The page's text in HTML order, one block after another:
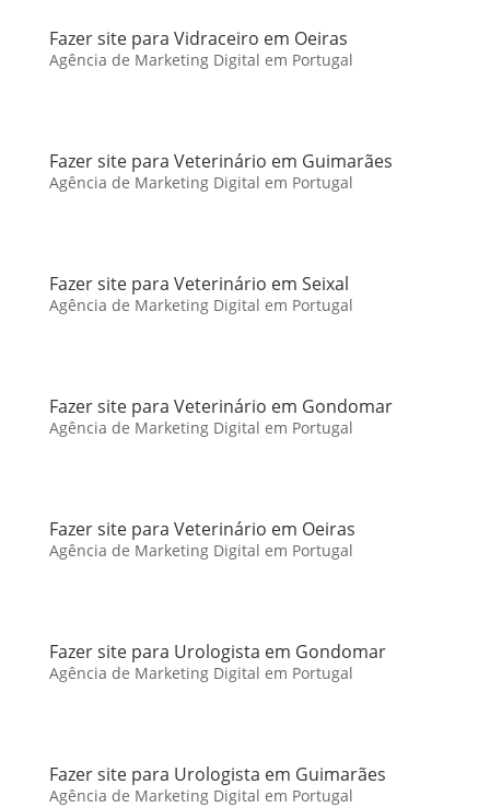
Fazer site para Vidraceiro em Oeiras
Agência de Marketing Digital em Portugal
Fazer site para Veterinário em Guimarães
Agência de Marketing Digital em Portugal
Fazer site para Veterinário em Seixal
Agência de Marketing Digital em Portugal
Fazer site para Veterinário em Gondomar
Agência de Marketing Digital em Portugal
Fazer site para Veterinário em Oeiras
Agência de Marketing Digital em Portugal
Fazer site para Urologista em Gondomar
Agência de Marketing Digital em Portugal
Fazer site para Urologista em Guimarães
Agência de Marketing Digital em Portugal